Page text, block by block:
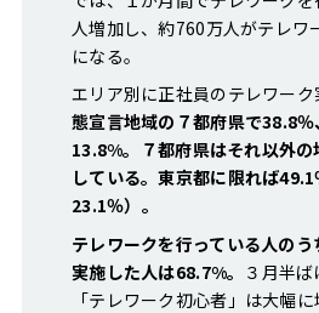
人増加し、約760万人がテレワ
になる。
エリア別に正社員のテレワー
態宣言地域の７都府県で38.8
13.8%。７都府県はそれ以外
している。東京都に限れば
23.1％）。
テレワークを行っている人の
実施した人は68.7%。 ３月半ば
「テレワーク初心者」は大幅に